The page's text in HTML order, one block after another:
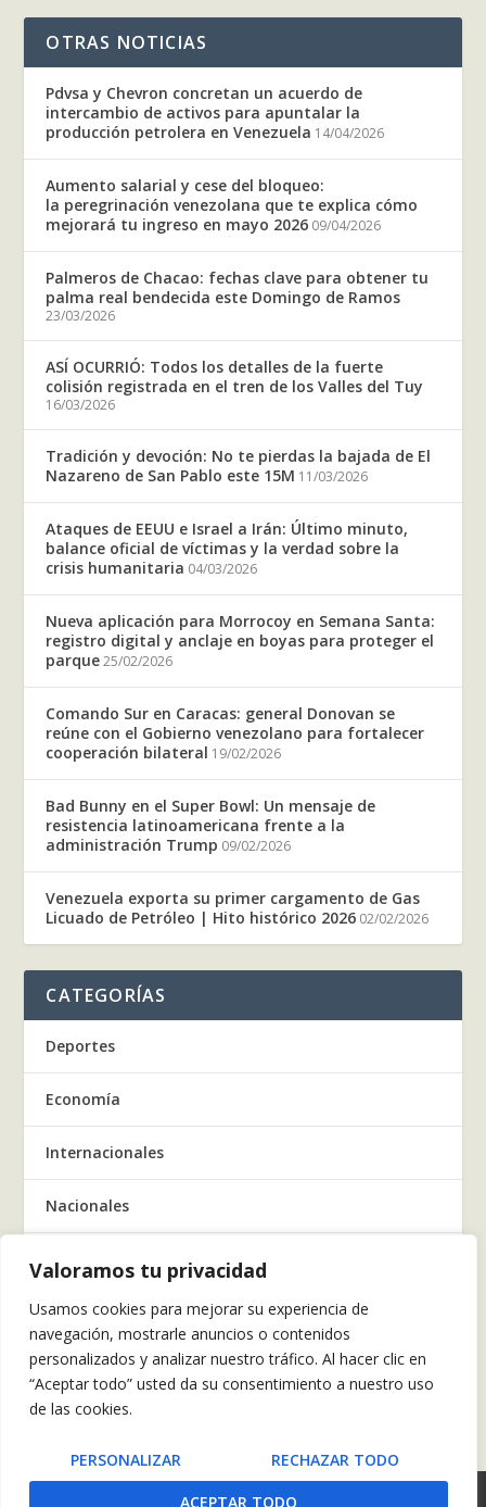
Valoramos tu privacidad
Usamos cookies para mejorar su experiencia de
navegación, mostrarle anuncios o contenidos
personalizados y analizar nuestro tráfico. Al hacer clic en
“Aceptar todo” usted da su consentimiento a nuestro uso
de las cookies.
PERSONALIZAR RECHAZAR TODO
ACEPTAR TODO
OTRAS NOTICIAS
Pdvsa y Chevron concretan un acuerdo de
intercambio de activos para apuntalar la
producción petrolera en Venezuela 14/04/2026
Aumento salarial y cese del bloqueo:
la peregrinación venezolana que te explica cómo
mejorará tu ingreso en mayo 2026 09/04/2026
Palmeros de Chacao: fechas clave para obtener tu
palma real bendecida este Domingo de Ramos
23/03/2026
ASÍ OCURRIÓ: Todos los detalles de la fuerte
colisión registrada en el tren de los Valles del Tuy
16/03/2026
Tradición y devoción: No te pierdas la bajada de El
Nazareno de San Pablo este 15M 11/03/2026
Ataques de EEUU e Israel a Irán: Último minuto,
balance oficial de víctimas y la verdad sobre la
crisis humanitaria 04/03/2026
Nueva aplicación para Morrocoy en Semana Santa:
registro digital y anclaje en boyas para proteger el
parque 25/02/2026
Comando Sur en Caracas: general Donovan se
reúne con el Gobierno venezolano para fortalecer
cooperación bilateral 19/02/2026
Bad Bunny en el Super Bowl: Un mensaje de
resistencia latinoamericana frente a la
administración Trump 09/02/2026
Venezuela exporta su primer cargamento de Gas
Licuado de Petróleo | Hito histórico 2026 02/02/2026
CATEGORÍAS
Deportes
Economía
Internacionales
Nacionales
Regionales
Salud
Tecnología
Tendencia
POLÍTICAS DE PRIVACIDAD